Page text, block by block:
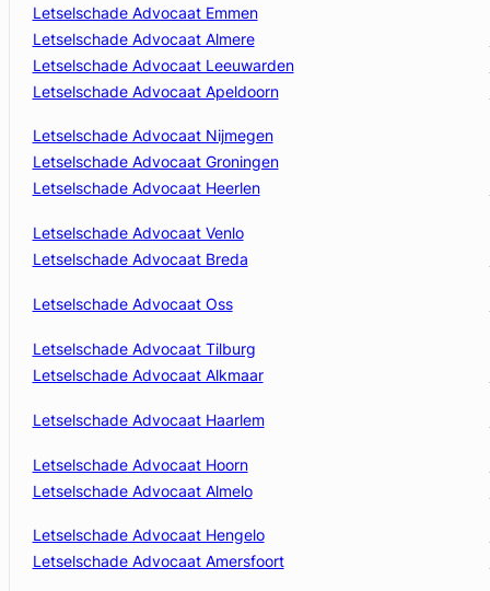
Letselschade Advocaat Emmen
Letselschade Advocaat Almere
Letselschade Advocaat Leeuwarden
Letselschade Advocaat Apeldoorn
Letselschade Advocaat Nijmegen
Letselschade Advocaat Groningen
Letselschade Advocaat Heerlen
Letselschade Advocaat Venlo
Letselschade Advocaat Breda
Letselschade Advocaat Oss
Letselschade Advocaat Tilburg
Letselschade Advocaat Alkmaar
Letselschade Advocaat Haarlem
Letselschade Advocaat Hoorn
Letselschade Advocaat Almelo
Letselschade Advocaat Hengelo
Letselschade Advocaat Amersfoort